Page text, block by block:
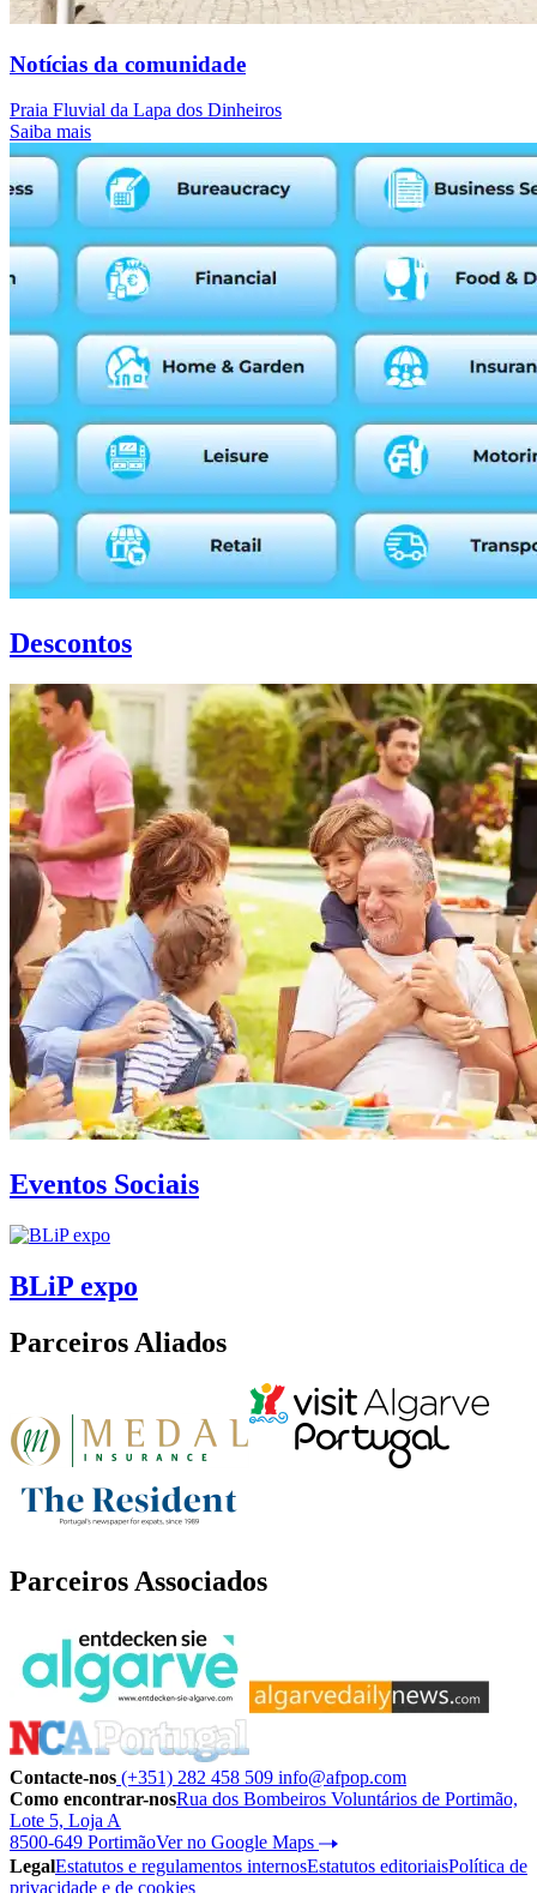
Notícias da comunidade
Praia Fluvial da Lapa dos Dinheiros
Saiba mais
Descontos
Eventos Sociais
BLiP expo
Parceiros Aliados
Parceiros Associados
Contacte-nos (+351) 282 458 509 info@afpop.com
Como encontrar-nosRua dos Bombeiros Voluntários de Portimão,
Lote 5, Loja A
8500-649 PortimãoVer no Google Maps
LegalEstatutos e regulamentos internosEstatutos editoriaisPolítica de
privacidade e de cookies